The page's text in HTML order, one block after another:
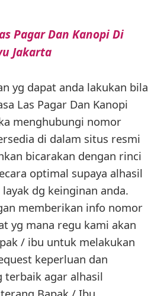
Pagar Dan Kanopi Di
Jakarta
yg dapat anda lakukan bila
Las Pagar Dan Kanopi
menghubungi nomor
di dalam situs resmi
bicarakan dengan rinci
optimal supaya alhasil
dg keinginan anda.
memberikan info nomor
yg mana regu kami akan
/ ibu untuk melakukan
keperluan dan
terbaik agar alhasil